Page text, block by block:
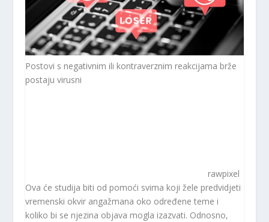
Postovi s negativnim ili kontraverznim reakcijama brže
postaju virusni
rawpixel
Ova će studija biti od pomoći svima koji žele predvidjeti
vremenski okvir angažmana oko određene teme i
koliko bi se njezina objava mogla izazvati. Odnosno,